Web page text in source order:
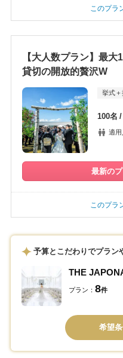
このプラ
【大人数プラン】最
貸切の開放的贅沢W
挙式
100名
適用
最新の
このプラ
予算とこだわりでプラン
プラン： 8件
希望